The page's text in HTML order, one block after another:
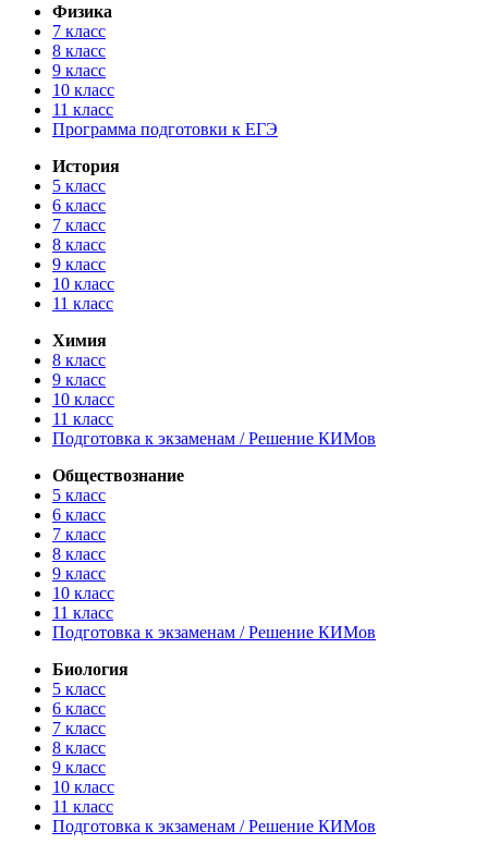
Физика
7 класс
8 класс
9 класс
10 класс
11 класс
Программа подготовки к ЕГЭ
История
5 класс
6 класс
7 класс
8 класс
9 класс
10 класс
11 класс
Химия
8 класс
9 класс
10 класс
11 класс
Подготовка к экзаменам / Решение КИМов
Обществознание
5 класс
6 класс
7 класс
8 класс
9 класс
10 класс
11 класс
Подготовка к экзаменам / Решение КИМов
Биология
5 класс
6 класс
7 класс
8 класс
9 класс
10 класс
11 класс
Подготовка к экзаменам / Решение КИМов